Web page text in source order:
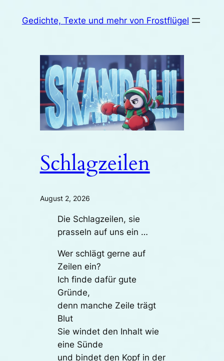
InhaltGedichte, Texte und mehr von Frostflügel
Schlagzeilen
August 2, 2026
Die Schlagzeilen, sie
prasseln auf uns ein …
Wer schlägt gerne auf
Zeilen ein?
Ich finde dafür gute
Gründe,
denn manche Zeile trägt
Blut
Sie windet den Inhalt wie
eine Sünde
und bindet den Kopf in der